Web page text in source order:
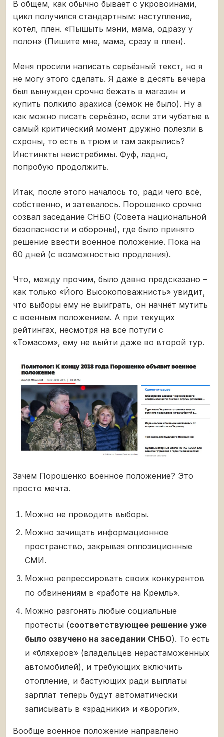
В общем, как обычно бывает с укровоинами,
цикл получился стандартным: наступление,
котёл, плен. «Пышыть мэни, мама, одразу у
полон» (Пишите мне, мама, сразу в плен).
Меня просили написать серьёзный текст, но я
не могу этого сделать. Я даже в десять вечера
был вынужден срочно бежать в магазин и
купить полкило арахиса (семок не было). Ну а
как можно писать серьёзно, если эти чубатые в
самый критический момент дружно полезли в
схроны, то есть в трюм и там закрылись?
Инстинкты неистребимы. Фуф, ладно,
попробую продолжить.
Итак, после этого началось то, ради чего всё,
собственно, и затевалось. Порошенко срочно
созвал заседание СНБО (Совета национальной
безопасности и обороны), где было принято
решение ввести военное положение. Пока на
60 дней (с возможностью продления).
Что, между прочим, было давно предсказано –
как только «Його Высокоповажнисть» увидит,
что выборы ему не выиграть, он начнёт мутить
с военным положением. А при текущих
рейтингах, несмотря на все потуги с
«Томасом», ему не выйти даже во второй тур.
Зачем Порошенко военное положение? Это
просто мечта.
Можно не проводить выборы.
Можно зачищать информационное
пространство, закрывая оппозиционные
СМИ.
Можно репрессировать своих конкурентов
по обвинениям в «работе на Кремль».
Можно разгонять любые социальные
протесты (соответствующее решение уже
было озвучено на заседании СНБО). То есть
и «бляхеров» (владельцев нерастаможенных
автомобилей), и требующих включить
отопление, и бастующих ради выплаты
зарплат теперь будут автоматически
записывать в «зрадники» и «вороги».
Вообще военное положение направлено